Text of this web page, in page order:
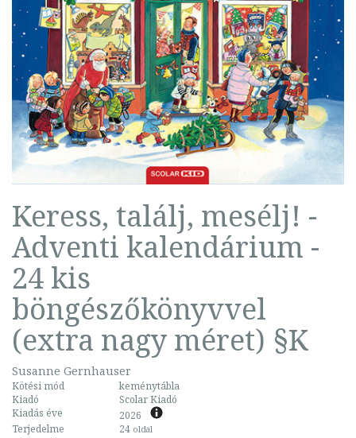
Keress, találj, mesélj! -
Adventi kalendárium -
24 kis
böngészőkönyvvel
(extra nagy méret) §K
Susanne Gernhauser
Kötési mód
keménytábla
Kiadó
Scolar Kiadó
Kiadás éve
2026
Terjedelme
24 oldal